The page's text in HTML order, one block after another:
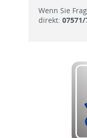
Wenn Sie
direkt: 07571/